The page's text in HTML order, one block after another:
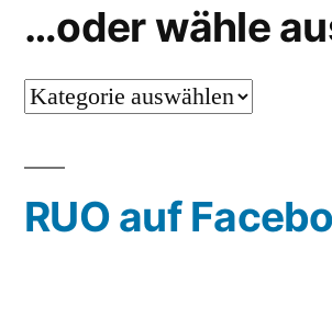
…oder wähle
…
aus…
RUO auf